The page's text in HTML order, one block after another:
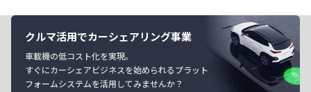
クルマ活用でカーシェアリング事業
車載機の低コスト化を実現。
すぐにカーシェアビジネスを始められるプラット
フォームシステムを活用してみませんか？